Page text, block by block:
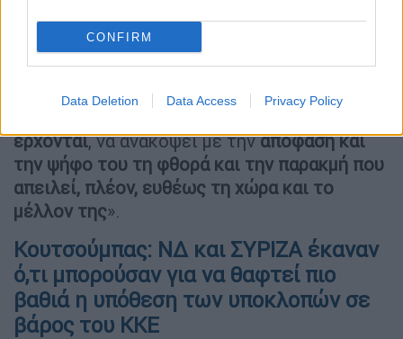
CONFIRM
Data Deletion Data Access Privacy Policy
τόσο πιο κοντά θα έρθει η χώρα σε αυτό που
έχει πραγματικά ανάγκη: ένα νέο ξεκίνημα,
έρχονται, να ανακόψει με τηναπόφαση και
την ψήφο του τη φθορά και την παρακμή που
απειλεί, πλέον, ευθέως τη χώρα και το
μέλλον της».
Κουτσούμπας: ΝΔ και ΣΥΡΙΖΑ έκαναν
ό,τι μπορούσαν για να θαφτεί πιο
βαθιά η υπόθεση των υποκλοπών σε
βάρος του ΚΚΕ